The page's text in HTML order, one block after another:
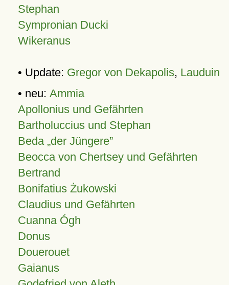
Stephan
Sympronian Ducki
Wikeranus
• Update: Gregor von Dekapolis, Lauduin
• neu: Ammia
Apollonius und Gefährten
Bartholuccius und Stephan
Beda „der Jüngere”
Beocca von Chertsey und Gefährten
Bertrand
Bonifatius Żukowski
Claudius und Gefährten
Cuanna Ógh
Donus
Douerouet
Gaianus